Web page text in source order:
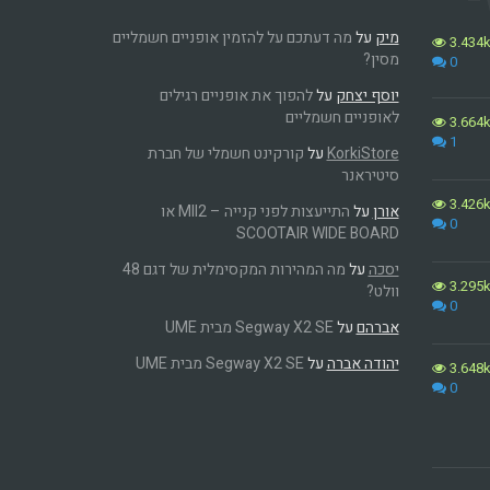
3.434k
0
3.664k
1
3.426k
0
3.295k
0
3.648k
0
מיק עלמה דעתכם על להזמין אופניים חשמליים
מסין?
יוסף יצחק עללהפוך את אופניים רגילים
לאופניים חשמליים
KorkiStoreעלקורקינט חשמלי של חברת
סיטיראנר
אורןעל
התייעצות לפני קנייה – MII2 או
SCOOTAIR WIDE BOARD
יסכה על
מה המהירות המקסימלית של דגם 48
וולט?
אברהםעלSegway X2 SE מבית UME
יהודה אברהעלSegway X2 SE מבית UME